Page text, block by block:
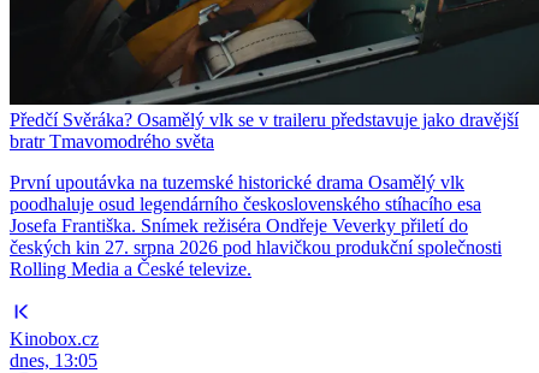
Předčí Svěráka? Osamělý vlk se v traileru představuje jako dravější
bratr Tmavomodrého světa
První upoutávka na tuzemské historické drama Osamělý vlk
poodhaluje osud legendárního československého stíhacího esa
Josefa Františka. Snímek režiséra Ondřeje Veverky přiletí do
českých kin 27. srpna 2026 pod hlavičkou produkční společnosti
Rolling Media a České televize.
Kinobox.cz
dnes, 13:05